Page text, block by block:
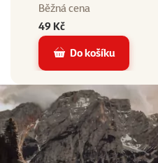
Běžná cena
49 Kč
Do košíku